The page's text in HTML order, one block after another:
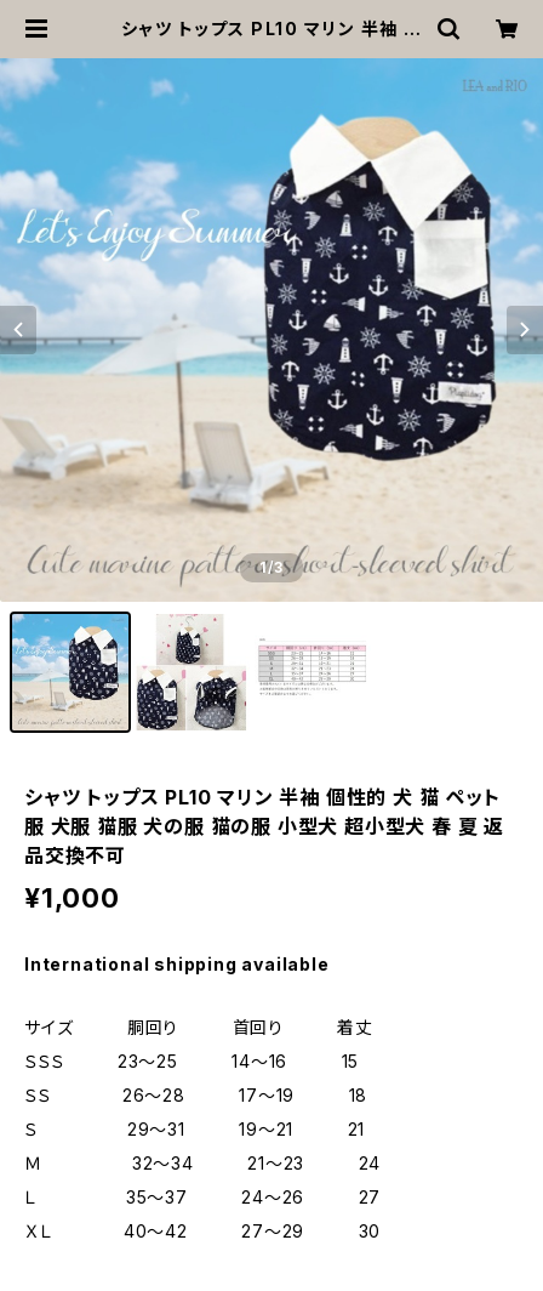
シャツ トップス PL10 マリン 半袖 個
1/3
シャツ トップス PL10 マリン 半袖 個性的 犬 猫 ペット
服 犬服 猫服 犬の服 猫の服 小型犬 超小型犬 春 夏 返
品交換不可
¥1,000
International shipping available
サイズ 胴回り 首回り 着丈
ＳＳＳ 23～25 14～16 15
ＳＳ 26～28 17～19 18
Ｓ 29～31 19～21 21
Ｍ 32～34 21～23 24
Ｌ 35～37 24～26 27
ＸＬ 40～42 27～29 30